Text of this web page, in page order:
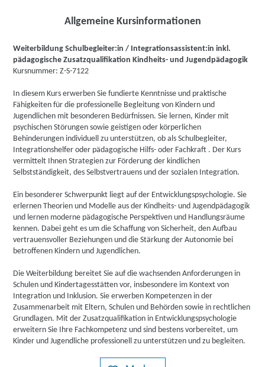
Allgemeine Kursinformationen
Weiterbildung Schulbegleiter:in / Integrationsassistent:in inkl.
pädagogische Zusatzqualifikation Kindheits- und Jugendpädagogik
Kursnummer: Z-S-7122
In diesem Kurs erwerben Sie fundierte Kenntnisse und praktische
Fähigkeiten für die professionelle Begleitung von Kindern und
Jugendlichen mit besonderen Bedürfnissen. Sie lernen, Kinder mit
psychischen Störungen sowie geistigen oder körperlichen
Behinderungen individuell zu unterstützen, ob als Schulbegleiter,
Integrationshelfer oder pädagogische Hilfs- oder Fachkraft . Der Kurs
vermittelt Ihnen Strategien zur Förderung der kindlichen
Selbstständigkeit, des Selbstvertrauens und der sozialen Integration.
Ein besonderer Schwerpunkt liegt auf der Entwicklungspsychologie. Sie
erlernen Theorien und Modelle aus der Kindheits- und Jugendpädagogik
und lernen moderne pädagogische Perspektiven und Handlungsräume
kennen. Dabei geht es um die Schaffung von Sicherheit, den Aufbau
vertrauensvoller Beziehungen und die Stärkung der Autonomie bei
betroffenen Kindern und Jugendlichen.
Die Weiterbildung bereitet Sie auf die wachsenden Anforderungen in
Schulen und Kindertagesstätten vor, insbesondere im Kontext von
Integration und Inklusion. Sie erwerben Kompetenzen in der
Zusammenarbeit mit Eltern, Schulen und Behörden sowie in rechtlichen
Grundlagen. Mit der Zusatzqualifikation in Entwicklungspsychologie
erweitern Sie Ihre Fachkompetenz und sind bestens vorbereitet, um
Kinder und Jugendliche professionell zu unterstützen und zu begleiten.